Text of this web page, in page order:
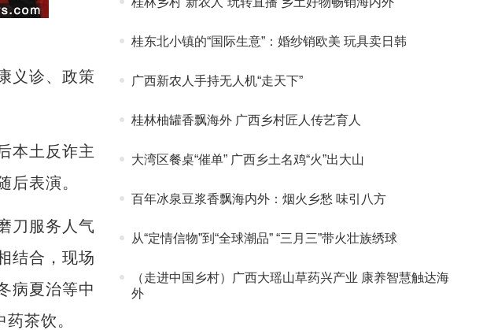
义诊、政策
本土反诈主
后表演。
刀服务人气
结合，现场
病夏治等中
茶饮。
桂东北小镇的“国际生意”：婚纱销欧美 玩具卖日韩
广西新农人手持无人机“走天下”
桂林柚罐香飘海外 广西乡村匠人传艺育人
大湾区餐桌“催单” 广西乡土名鸡“火”出大山
百年冰泉豆浆香飘海内外：烟火乡愁 味引八方
从“定情信物”到“全球潮品” “三月三”带火壮族绣球
（走进中国乡村）广西大瑶山草药兴产业 康养智慧触达海
外